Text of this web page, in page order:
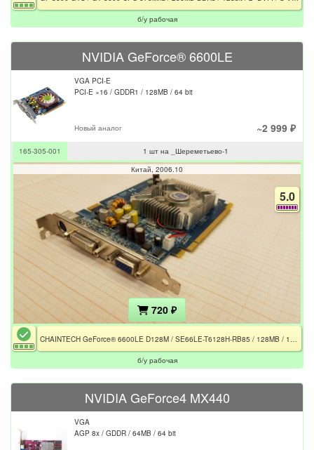
б/у рабочая
NVIDIA GeForce® 6600LE
VGA PCI-E
PCI-E ×16 / GDDR1 / 128MB / 64 bit
Новый аналог ~2 999 ₽
165-305-001
1 шт на _Шереметьево-1
Китай 2006.10
5.0
720 ₽
CHAINTECH GeForce® 6600LE D128M / SE66LE-T6128H-RB85 / 128MB / 1×FAN / 1×VGA / 1×DVI-I / 1×S-Video
б/у рабочая
NVIDIA GeForce4 MX440
VGA
AGP 8x / GDDR / 64MB / 64 bit